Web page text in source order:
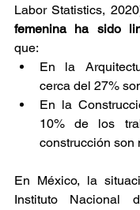
Labor Statistics,
femenina ha sido
que:
En la
cerca del 27%
En la
10% de los
construcción son
En México, la
Instituto Nacional